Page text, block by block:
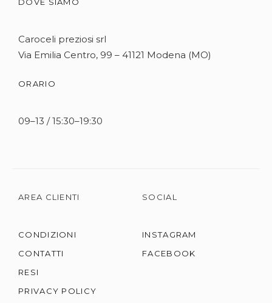
Caroceli preziosi srl
Via Emilia Centro, 99 – 41121 Modena (MO)
ORARIO
09–13 / 15:30–19:30
AREA CLIENTI
CONDIZIONI
CONTATTI
RESI
PRIVACY POLICY
SOCIAL
INSTAGRAM
FACEBOOK